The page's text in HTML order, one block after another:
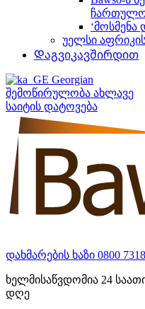
‘მოსმენა
უელსი
Დაგვიკავშირდით
Georgian
შემოწირულობა ახლავე
საიტის დატოვება
დახმარების ხაზი 0800
ხელმისაწვდომია 24
დღე